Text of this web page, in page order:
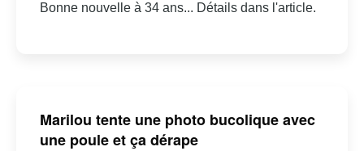
Bonne nouvelle à 34 ans... Détails dans l'article.
Marilou tente une photo bucolique avec
une poule et ça dérape